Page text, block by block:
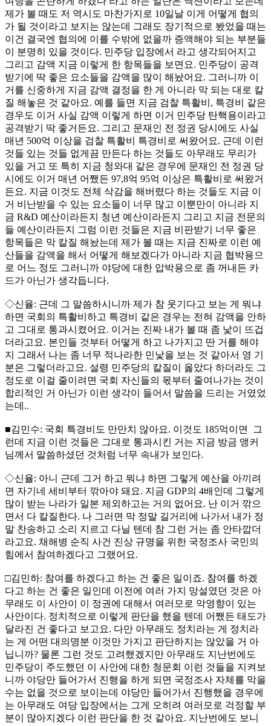
제가 볼 때도 저 역시도 마찬가지로 10일날 이게 어떻게 협의
가 될 것이라고 보지는 않는데 그래도 장기적으로 봤었을 때는
이건 결국엔 협의에 이를 수밖에 없을까 증액해야 되는 부분들
이 분명히 있을 것이다. 민주당 입장에서 라고 생각되어지고
그리고 감액 지금 이렇게 한 항목들을 보면요. 민주당이 공격
받기에 딱 좋은 요소들을 감액을 많이 해놨어요. 그러니까 이
거를 신중하게 지금 감액 결정을 한 게 아니라 막 되는 대로 칼
질 해놓은 것 같아요. 예를 들면 지금 검찰 특활비, 특경비 같은
경우도 이거 사실 감액 이렇게 하면 이거 민주당 탄핵용이라고
공격받기 딱 좋거든요. 그리고 문재인 전 정권 당시에도 사실
매년 500억 이상을 검찰 특활비 특경비로 써왔어요. 근데 이런
것들 있는 것들 없게끔 만든다 하는 것들도 아무래도 무리가
있을 거고 또 특히 지금 청와대 같은 경우에 문재인 전 정권 당
시에도 이거 매년 어쨌든 97,8억 95억 이상은 특활비로 써왔거
든요. 지금 이것도 전체 삭감을 해버렸다 하는 것들도 지금 이
거 비난받을 수 있는 요소들이 너무 많고 이뿐만이 아니라 지
금 R&D 예산이라든지 청년 예산이라든지 그리고 지금 전문의
들 예산이라든지 그럼 이런 것들은 지금 비판받기 너무 좋은
항목들은 막 칼질 해놨는데 제가 볼 때는 지금 진짜로 이런 예
산들을 감액을 해서 어떻게 해보겠다가 아니라 지금 협박용으
로 어느 정도 그러니까 야당에 대한 압박용으로 좀 꺼내든 카
드가 아닌가 생각듭니다.
◇신율: 근데 그 말씀하시니까 제가 참 웃기다고 보는 게 뭐냐
하면 국회의 특활비하고 특경비 같은 경우는 전혀 감액을 안하
고 그대로 통과시켰어요. 이거는 진짜 내가 볼 때 좀 낯이 뜨겁
더라고요. 본인들 것부터 어떻게 하고 나가지고 딴 거를 해야
지 그래서 나는 좀 너무 적나라한 민낯을 보는 것 같아서 영 기
분은 그렇더라고요. 설령 민주당의 칼질이 옳았다 하더라도 그
정도로 이걸 줄이려면 국회 자신들의 몫부터 줄여나가는 것이
합리적인 거 아닌가 이런 생각이 들어서 말씀을 드리는 거였었
는데..
■김민수: 국회 특경비도 만만치 않아요. 이것도 185억이면 그
런데 지금 이런 것들은 그대로 통과시킨 거는 지금 방금 앵커
님께서 말씀하셨던 것처럼 너무 속내가 보인다.
◇신율: 아니 근데 그거 하고 뭐냐 하면 그렇게 예산을 아끼려
면 자기네 세비부터 깎아야 돼요. 지금 GDP의 4배인데 그렇게
많이 받는 나라가 일본 제외하고는 거의 없어요. 난 이거 깎으
면서 다 칼질한다. 나 그러면 막 정말 길거리에 나가서 내가 정
말 찬송하고 소리 지르고 다닐 텐데 참 그런 거는 좀 안타깝더
라고요. 채해병 순직 사건 진상 규명을 위한 국정조사 국민의
힘에서 참여하겠다고 그랬어요.
□김민하: 참여를 하겠다고 하는 건 좋은 일이죠. 참여를 하겠
다고 하는 건 좋은 일인데 이전에 여러 가지 망설였던 것은 아
무래도 이 사안이 이 정권에 대해서 여러모로 악영향이 있는
사안이다. 정치적으로 이렇게 판단을 했을 텐데 어쨌든 태도가
달라진 건 좋다고 보고요. 다만 아무래도 정치라는 게 정치라
는 게 어떤 대의명분 이것만 가지고 판단하지는 않았을 거 아
닙니까? 물론 그런 것도 고려했겠지만 아무래도 지난번에도
민주당이 주도했던 이 사안에 대한 청문회 이런 것들을 지켜보
니까 야당만 들어가서 진행을 하게 되면 국정조사 자체를 막을
수는 없을 것으로 보이는데 야당만 들어가서 진행했을 경우에
는 아무래도 여당 입장에서는 그게 오히려 여러모로 걱정할 부
분이 많아지겠다 이런 판단을 한 것 같아요. 지난번에도 보니